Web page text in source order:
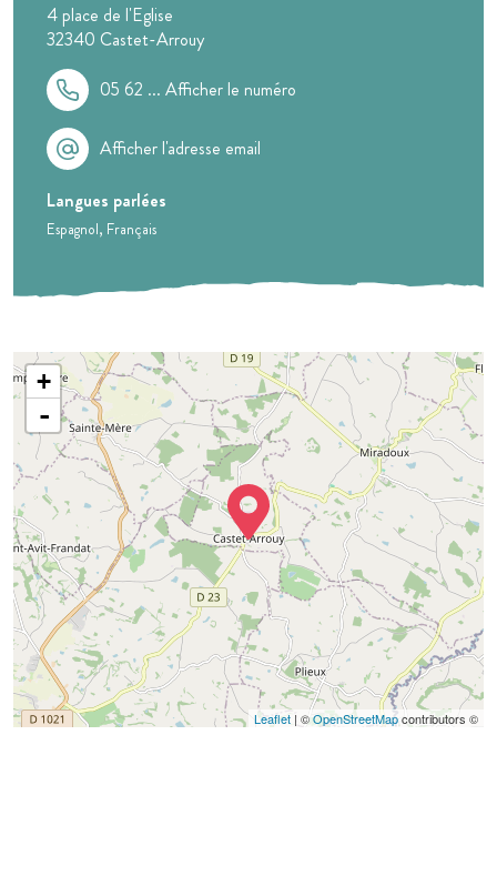
4 place de l'Eglise
32340 Castet-Arrouy
05 62 ... Afficher le numéro
Afficher l'adresse email
Langues parlées
Espagnol Français
+
-
Leaflet | ©OpenStreetMapcontributors ©